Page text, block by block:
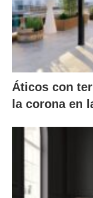
Áticos con
la corona en